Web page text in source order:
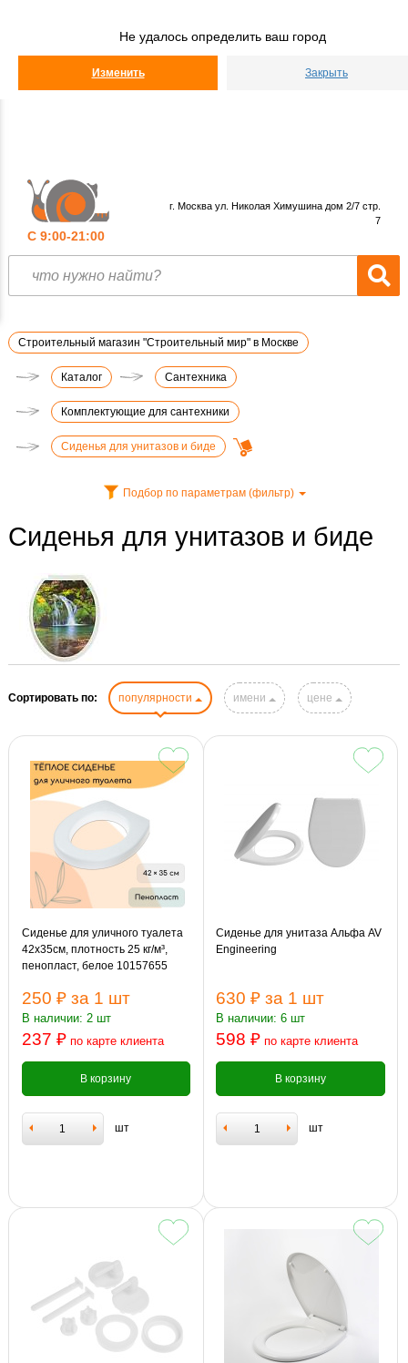
Не удалось определить ваш город
Изменить Закрыть
С 9:00-21:00
г. Москва ул. Николая Химушина дом 2/7 стр.
7
Строительный магазин "Строительный мир" в Москве
Каталог Сантехника
Комплектующие для сантехники
Сиденья для унитазов и биде
Подбор по параметрам (фильтр)
Сиденья для унитазов и биде
Сортировать по: популярности имени цене
Сиденье для уличного туалета
42х35см, плотность 25 кг/м³,
пенопласт, белое 10157655
250 ₽ за 1 шт
В наличии: 2 шт
237 ₽ по карте клиента
В корзину
шт
Сиденье для унитаза Альфа AV
Engineering
630 ₽ за 1 шт
В наличии: 6 шт
598 ₽ по карте клиента
В корзину
шт